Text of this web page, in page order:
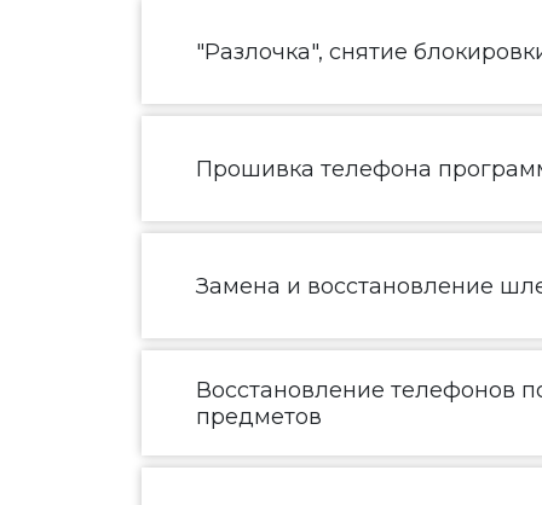
"Разлочка", снятие
Прошивка телефона
Замена и восстановление
Восстановление телефонов
предметов